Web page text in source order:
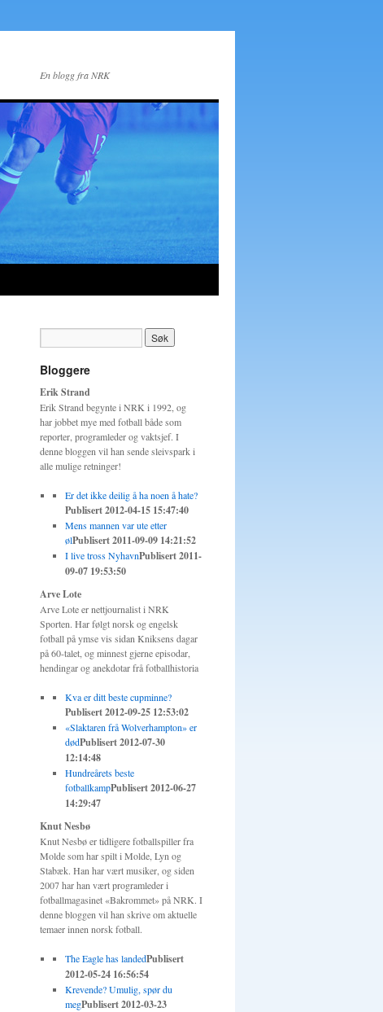
En blogg fra NRK
Bloggere
Erik Strand
Erik Strand begynte i NRK i 1992, og
har jobbet mye med fotball både som
reporter, programleder og vaktsjef. I
denne bloggen vil han sende sleivspark i
alle mulige retninger!
Er det ikke deilig å ha noen å hate?
Publisert 2012-04-15 15:47:40
Mens mannen var ute etter
ølPublisert 2011-09-09 14:21:52
I live tross NyhavnPublisert 2011-
09-07 19:53:50
Arve Lote
Arve Lote er nettjournalist i NRK
Sporten. Har følgt norsk og engelsk
fotball på ymse vis sidan Kniksens dagar
på 60-talet, og minnest gjerne episodar,
hendingar og anekdotar frå fotballhistoria
Kva er ditt beste cupminne?
Publisert 2012-09-25 12:53:02
«Slaktaren frå Wolverhampton» er
dødPublisert 2012-07-30
12:14:48
Hundreårets beste
fotballkampPublisert 2012-06-27
14:29:47
Knut Nesbø
Knut Nesbø er tidligere fotballspiller fra
Molde som har spilt i Molde, Lyn og
Stabæk. Han har vært musiker, og siden
2007 har han vært programleder i
fotballmagasinet «Bakrommet» på NRK. I
denne bloggen vil han skrive om aktuelle
temaer innen norsk fotball.
The Eagle has landedPublisert
2012-05-24 16:56:54
Krevende? Umulig, spør du
megPublisert 2012-03-23